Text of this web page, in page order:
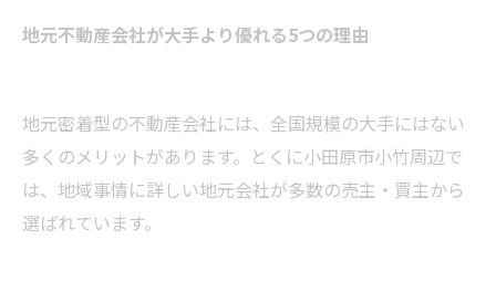
地元不動産会社が大手より優れる5つの理由
地元密着型の不動産会社には、全国規模の大手にはない
多くのメリットがあります。とくに小田原市小竹周辺で
は、地域事情に詳しい地元会社が多数の売主・買主から
選ばれています。